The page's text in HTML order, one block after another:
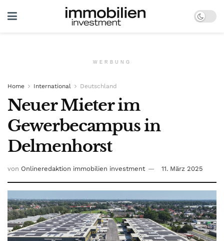
WERBUNG
Home International Deutschland
Neuer Mieter im
Gewerbecampus in
Delmenhorst
von Onlineredaktion immobilien investment 11. März 2025